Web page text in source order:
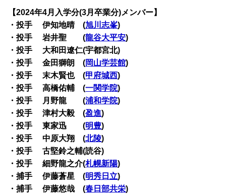
【2024年4月入学分(3月卒業分)メンバー】
・投手 伊知地晴 (旭川志峯)
・投手 岩井聖 (龍谷大平安)
・投手 大和田遼仁(宇都宮北)
・投手 金田獅朗 (岡山学芸館)
・投手 末木賢也 (甲府城西)
・投手 高橋佑輔 (一関学院)
・投手 月野龍 (浦和学院)
・投手 津村大毅 (盈進)
・投手 東家迅 (明豊)
・投手 中原大翔 (北陵)
・投手 古堅鈴之輔(読谷)
・投手 細野龍之介(札幌新陽)
・捕手 伊藤蒼星 (明秀日立)
・捕手 伊藤悠哉 (春日部共栄)